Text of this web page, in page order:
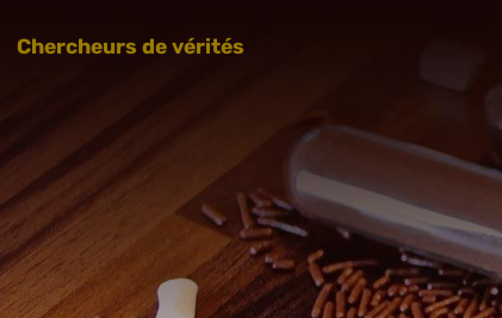
Chercheurs de vérités